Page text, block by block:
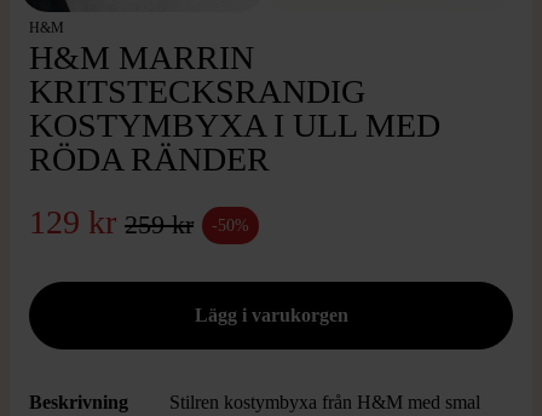
H&M
H&M MARRIN
KRITSTECKSRANDIG
KOSTYMBYXA I ULL MED
RÖDA RÄNDER
129 kr 259 kr -50%
Beskrivning
Stilren kostymbyxa från H&M med smal